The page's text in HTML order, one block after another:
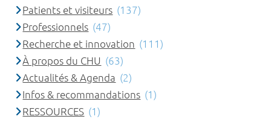
Patients et visiteurs (137)
Professionnels (47)
Recherche et innovation (111)
À propos du CHU (63)
Actualités & Agenda (2)
Infos & recommandations (1)
RESSOURCES (1)